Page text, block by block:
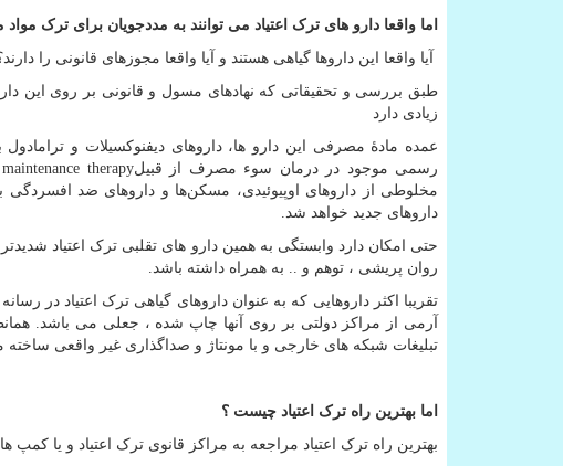
اما واقعا دارو های ترک اعتیاد می توانند به مددجویان برای ترک
آیا واقعا این داروها گیاهی هستند و آیا واقعا مجوزهای قانونی را
طبق بررسی و تحقیقاتی که نهادهای مسول و قانونی بر روی این دارو
زیادی دارد
عمده مادۀ مصرفی این دارو ها، داروهای دیفنوکسیلات و ترامادول
رسمی موجود در درمان سوء مصرف از قبیلtherapy
مخلوطی از داروهای اوپیوئیدی، مسکن‌ها و داروهای ضد افسردگی
داروهای جدید خواهد شد.
حتی امکان دارد وابستگی به همین دارو های تقلبی ترک اعتیاد
روان پریشی ، توهم و .. به همراه داشته باشد.
تقریبا اکثر داروهایی که به عنوان داروهای گیاهی ترک اعتیاد در
آرمی از مراکز دولتی بر روی آنها چاپ شده ، جعلی می باشد.
تبلیغات شبکه های خارجی و با مونتاژ و صداگذاری غیر واقعی
اما بهترین راه ترک اعتیاد چیست ؟
بهترین راه ترک اعتیاد مراجعه به مراکز قانوی ترک اعتیاد و یا